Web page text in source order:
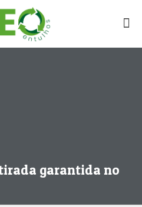
garantida no